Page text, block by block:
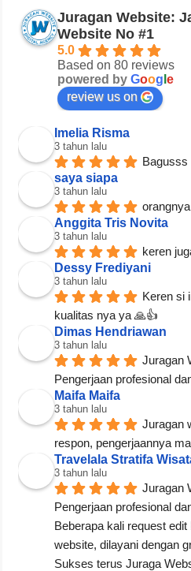
Juragan Website:
Website No #1
5.0
Based on 80 reviews
powered by Goog e
review us on
Imelia Risma
3 tahun lalu
Bagusss
saya siapa
3 tahun lalu
Anggita Tris Novita
3 tahun lalu
keren
Dessy Frediyani
3 tahun lalu
Keren si
kualitas nya ya 🙏👍
Dimas Hendriawan
3 tahun lalu
Juragan
Pengerjaan profesional
Maifa Maifa
3 tahun lalu
Juragan
respon, pengerjaannya
Travelala Stratifa
3 tahun lalu
Juragan
Pengerjaan profesional
Beberapa kali request
website, dilayani dengan
Sukses terus Juraga